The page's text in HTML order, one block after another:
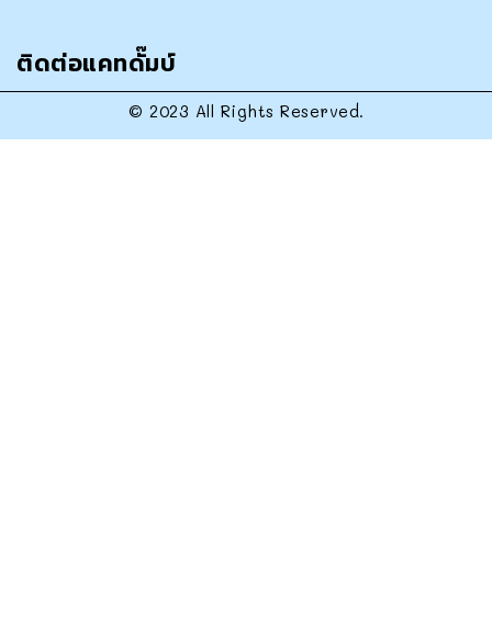
ติดต่อแคทดั๊มบ์
© 2023 All Rights Reserved.